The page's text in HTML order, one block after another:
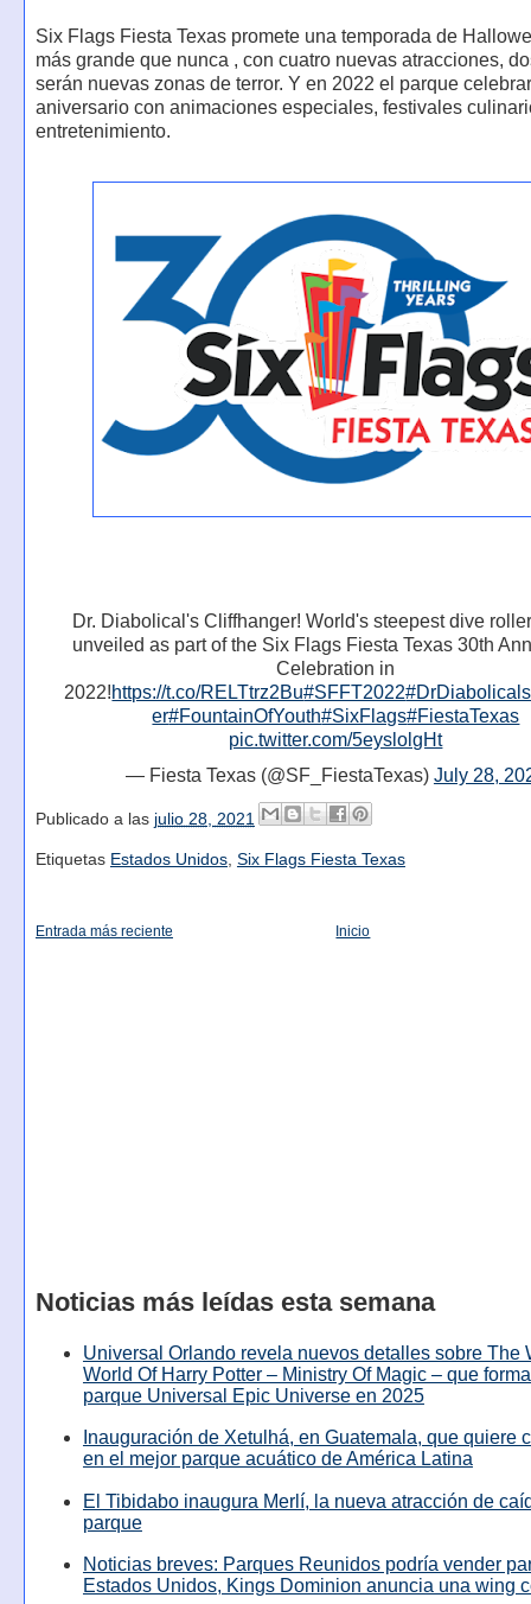
Six Flags Fiesta Texas promete una temporada de
más grande que nunca , con cuatro nuevas atracciones,
serán nuevas zonas de terror. Y en 2022 el parque
aniversario con animaciones especiales, festivales
entretenimiento.
Dr. Diabolical's Cliffhanger! World's steepest dive
unveiled as part of the Six Flags Fiesta Texas 30th
Celebration in
2022!https://t.co/RELTtrz2Bu#SFFT2022
er#FountainOfYouth#SixFlags#FiestaTexas
pic.twitter.com/5eyslolgHt
— Fiesta Texas (@SF_FiestaTexas) July 28,
Publicado a las julio 28, 2021
Etiquetas Estados Unidos, Six Flags Fiesta Texas
Entrada más reciente Inicio
Noticias más leídas esta semana
Universal Orlando revela nuevos detalles sobre The
World Of Harry Potter – Ministry Of Magic – que
parque Universal Epic Universe en 2025
Inauguración de Xetulhá, en Guatemala, que quiere
en el mejor parque acuático de América Latina
El Tibidabo inaugura Merlí, la nueva atracción de
parque
Noticias breves: Parques Reunidos podría vender
Estados Unidos, Kings Dominion anuncia una wing